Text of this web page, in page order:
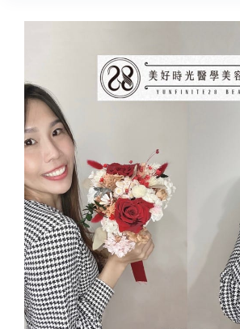
Check2Check
雙
波
冷
熱
光
機，
保
濕
導
入
更
吸
收!!
醫